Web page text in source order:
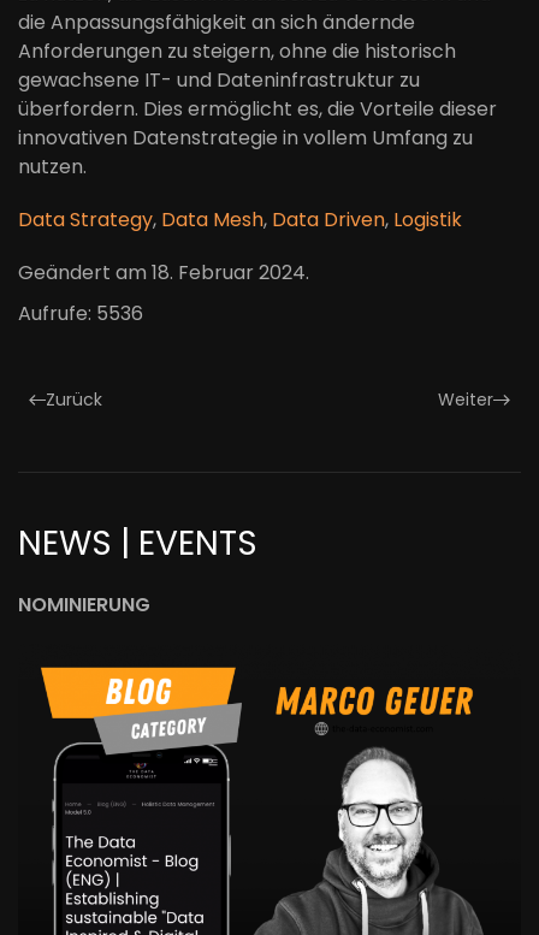
die Anpassungsfähigkeit an sich ändernde
Anforderungen zu steigern, ohne die historisch
gewachsene IT- und Dateninfrastruktur zu
überfordern. Dies ermöglicht es, die Vorteile dieser
innovativen Datenstrategie in vollem Umfang zu
nutzen.
Data Strategy, Data Mesh, Data Driven, Logistik
Geändert am 18. Februar 2024.
Aufrufe: 5536
Zurück Weiter
NEWS | EVENTS
NOMINIERUNG